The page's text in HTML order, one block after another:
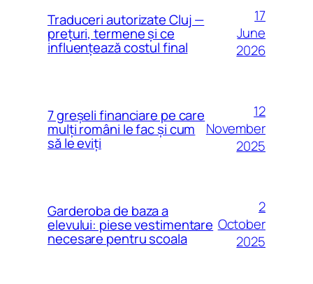
Traduceri autorizate Cluj —
prețuri, termene și ce
influențează costul final
17
June
2026
7 greșeli financiare pe care
mulți români le fac și cum
să le eviți
12
November
2025
Garderoba de baza a
elevului: piese vestimentare
necesare pentru scoala
2
October
2025